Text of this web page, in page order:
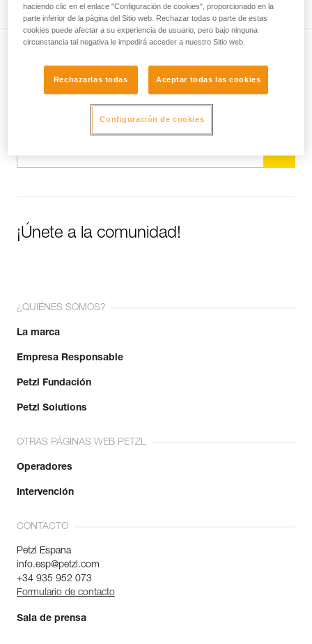
Suscríbase al boletín
¡Únete a la comunidad!
¿QUIÉNES SOMOS?
La marca
Empresa Responsable
Petzl Fundación
Petzl Solutions
OTRAS PÁGINAS WEB PETZL
Operadores
Intervención
CONTACTO
Petzl Espana
info.esp@petzl.com
+34 935 952 073
Formulario de contacto
Sala de prensa
haciendo clic en el enlace "Configuración de cookies", proporcionado en la
parte inferior de la página del Sitio web. Rechazar todas o parte de estas
cookies puede afectar a su experiencia de usuario, pero bajo ninguna
circunstancia tal negativa le impedirá acceder a nuestro Sitio web.
Rechazarlas todas Aceptar todas las cookies
Configuración de cookies